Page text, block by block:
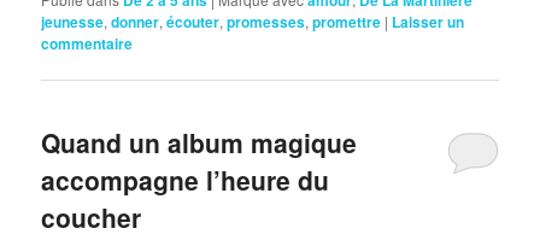
jeunesse,donner,écouter,promesses,promettre | Laisser un
commentaire
Quand un album magique
accompagne l’heure du
coucher